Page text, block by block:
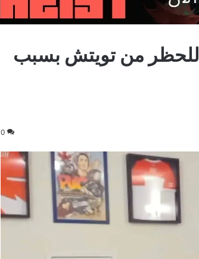
تعرض صانع المحتوى والستريمر xQc للحظر من تويتش بسبب
0